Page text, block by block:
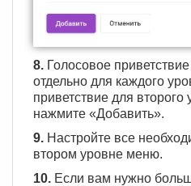
8. Голосовое
отдельно для каждого
приветствие для
нажмите «Добавить».
9. Настройте все
втором уровне меню.
10. Если вам нужно